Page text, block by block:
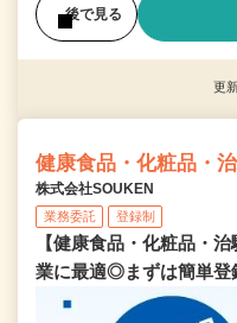
後で見る
更
健康食品・化粧品・
株式会社SOUKEN
業務委託 登録制
【健康食品・化粧品・
業に最適◎まずは簡単登